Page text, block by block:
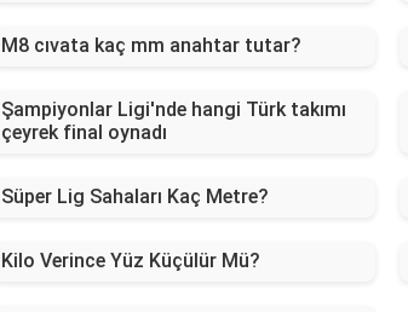
M8 cıvata kaç mm anahtar tutar?
Şampiyonlar Ligi'nde hangi Türk takımı
çeyrek final oynadı
Süper Lig Sahaları Kaç Metre?
Kilo Verince Yüz Küçülür Mü?